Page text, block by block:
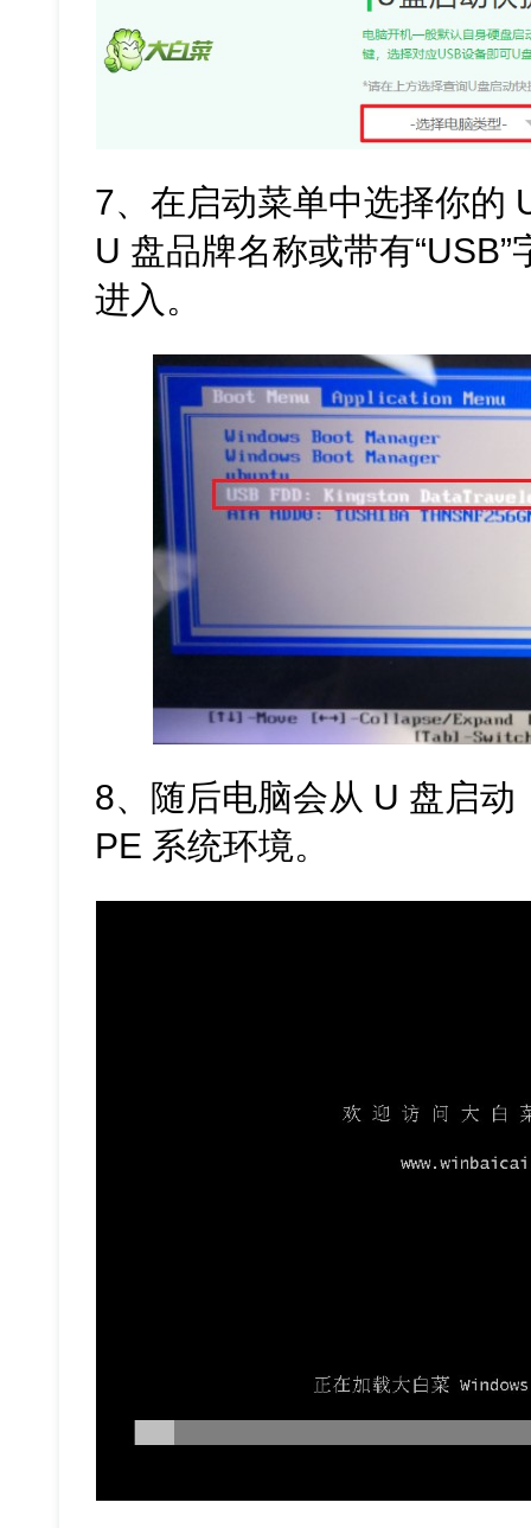
7、在启动菜单中选择你的
U 盘品牌名称或带有
进入。
8、随后电脑会从 U 盘启动
PE 系统环境。